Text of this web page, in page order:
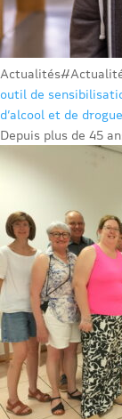
Actualités
outil de
d’alcool et de
Depuis plus de 45